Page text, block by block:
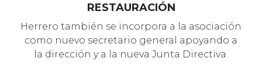
RESTAURACIÓN
Herrero también se incorpora a la asociación
como nuevo secretario general apoyando a
la dirección y a la nueva Junta Directiva.